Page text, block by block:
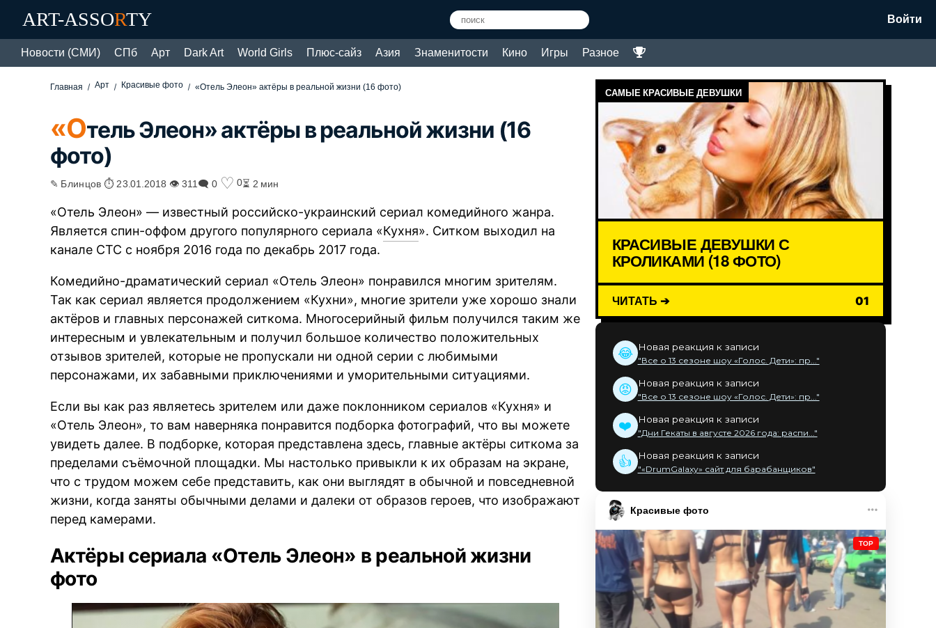
ART-ASSORTY Войти
Новости (СМИ) СПб Арт Dark Art World Girls Плюс-сайз Азия Знаменитости Кино Игры Разное
Главная Арт Красивые фото «Отель Элеон» актёры в реальной жизни (16 фото)
«Отель Элеон» актёры в реальной жизни (16
фото)
✎ Блинцов ⏱ 23.01.2018 👁 311 🗨 0 ♡ 0⏳ 2 мин
«Отель Элеон» — известный российско-украинский сериал комедийного жанра.
Является спин-оффом другого популярного сериала «Кухня». Ситком выходил на
канале СТС с ноября 2016 года по декабрь 2017 года.
Комедийно-драматический сериал «Отель Элеон» понравился многим зрителям.
Так как сериал является продолжением «Кухни», многие зрители уже хорошо знали
актёров и главных персонажей ситкома. Многосерийный фильм получился таким же
интересным и увлекательным и получил большое количество положительных
отзывов зрителей, которые не пропускали ни одной серии с любимыми
персонажами, их забавными приключениями и уморительными ситуациями.
Если вы как раз являетесь зрителем или даже поклонником сериалов «Кухня» и
«Отель Элеон», то вам наверняка понравится подборка фотографий, что вы можете
увидеть далее. В подборке, которая представлена здесь, главные актёры ситкома за
пределами съёмочной площадки. Мы настолько привыкли к их образам на экране,
что с трудом можем себе представить, как они выглядят в обычной и повседневной
жизни, когда заняты обычными делами и далеки от образов героев, что изображают
перед камерами.
Актёры сериала «Отель Элеон» в реальной жизни
фото
САМЫЕ КРАСИВЫЕ ДЕВУШКИ
КРАСИВЫЕ ДЕВУШКИ С
КРОЛИКАМИ (18 ФОТО)
ЧИТАТЬ ➔ 01
😂 Новая реакция к записи
"Все о 13 сезоне шоу «Голос. Дети»: пр..."
😡 Новая реакция к записи
"Все о 13 сезоне шоу «Голос. Дети»: пр..."
❤️ Новая реакция к записи
"Дни Гекаты в августе 2026 года: распи..."
👍 Новая реакция к записи
"«DrumGalaxy» сайт для барабанщиков"
Красивые фото
TOP